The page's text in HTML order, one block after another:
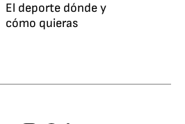
El deporte dónde y
cómo quieras